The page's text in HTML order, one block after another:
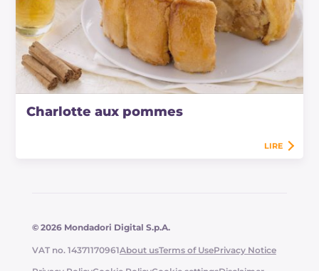
Charlotte aux pommes
LIRE
© 2026 Mondadori Digital S.p.A.
VAT no. 14371170961About usTerms of UsePrivacy Notice